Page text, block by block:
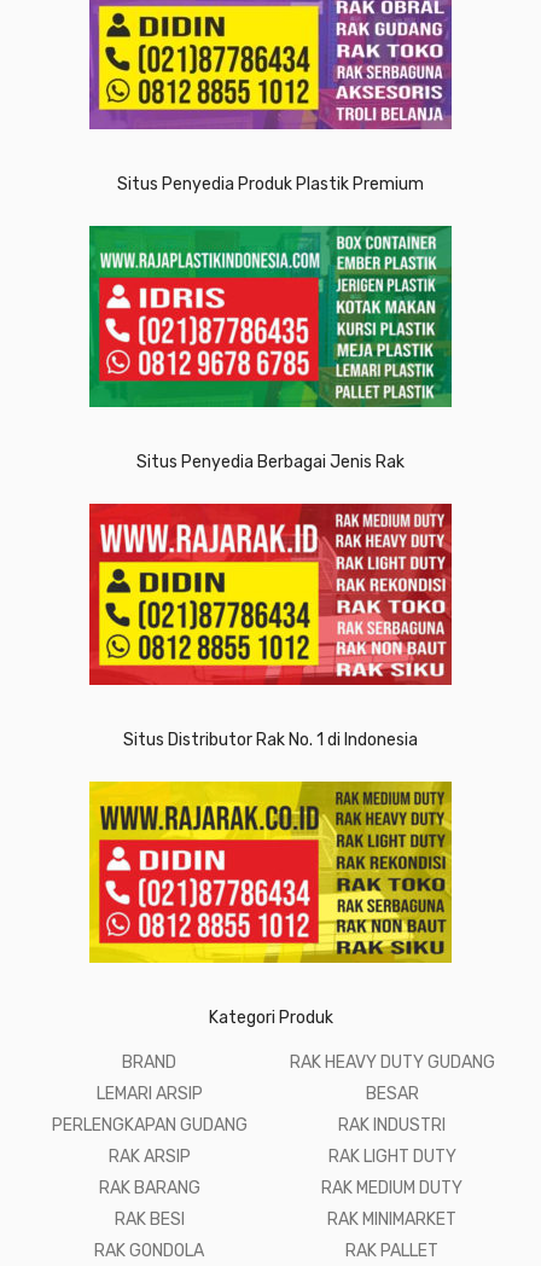
Situs Penyedia Produk Plastik Premium
Situs Penyedia Berbagai Jenis Rak
Situs Distributor Rak No. 1 di Indonesia
Kategori Produk
BRAND
LEMARI ARSIP
PERLENGKAPAN GUDANG
RAK ARSIP
RAK BARANG
RAK BESI
RAK GONDOLA
RAK HEAVY DUTY GUDANG
BESAR
RAK INDUSTRI
RAK LIGHT DUTY
RAK MEDIUM DUTY
RAK MINIMARKET
RAK PALLET